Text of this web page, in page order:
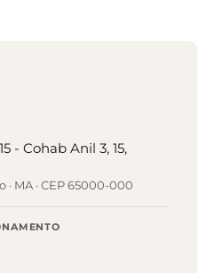
- Cohab Anil 3, 15,
· MA · CEP 65000-000